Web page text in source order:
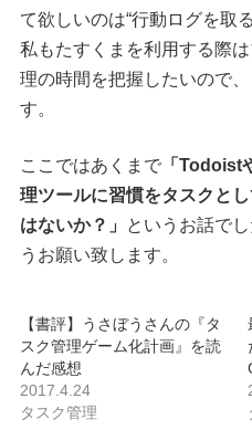
て欲しいのは“行動ログを取
私もたすくまを利用する際
理の時間を把握したいので
す。
ここではあくまで「Todoist
理ツールに習慣をタスクと
はないか？」
というお話で
うお願い致します。
【書評】うさぼうさんの『タ
スク管理ゲーム化計画』を読
んだ感想
2017.4.24
タスク管理